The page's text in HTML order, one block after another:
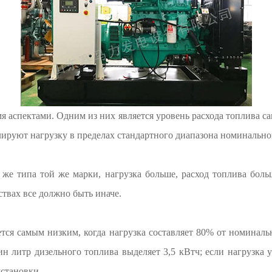
аспектами. Одним из них является уровень расхода топлива
нагрузку в пределах стандартного диапазона
типа той же марки, нагрузка больше, расход топлива
все должно быть иначе.
самым низким, когда нагрузка составляет 80% от
дизельного топлива выделяет 3,5 кВтч; если нагрузка